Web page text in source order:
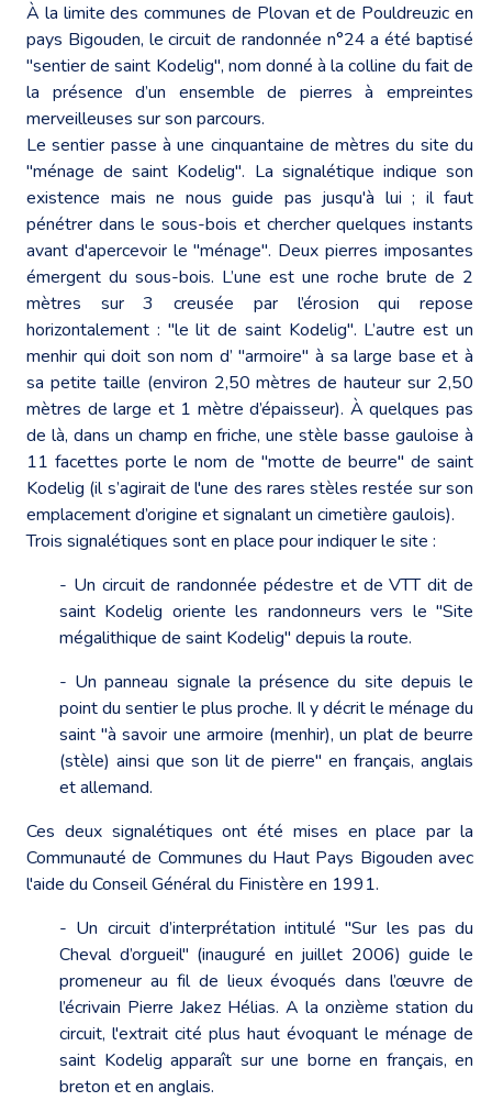
À la limite des communes de Plovan et de Pouldreuzic en
pays Bigouden, le circuit de randonnée n°24 a été baptisé
"sentier de saint Kodelig", nom donné à la colline du fait de
la présence d’un ensemble de pierres à empreintes
merveilleuses sur son parcours.
Le sentier passe à une cinquantaine de mètres du site du
"ménage de saint Kodelig". La signalétique indique son
existence mais ne nous guide pas jusqu'à lui ; il faut
pénétrer dans le sous-bois et chercher quelques instants
avant d'apercevoir le "ménage". Deux pierres imposantes
émergent du sous-bois. L’une est une roche brute de 2
mètres sur 3 creusée par l’érosion qui repose
horizontalement : "le lit de saint Kodelig". L’autre est un
menhir qui doit son nom d’ "armoire" à sa large base et à
sa petite taille (environ 2,50 mètres de hauteur sur 2,50
mètres de large et 1 mètre d’épaisseur). À quelques pas
de là, dans un champ en friche, une stèle basse gauloise à
11 facettes porte le nom de "motte de beurre" de saint
Kodelig (il s’agirait de l'une des rares stèles restée sur son
emplacement d’origine et signalant un cimetière gaulois).
Trois signalétiques sont en place pour indiquer le site :
- Un circuit de randonnée pédestre et de VTT dit de
saint Kodelig oriente les randonneurs vers le "Site
mégalithique de saint Kodelig" depuis la route.
- Un panneau signale la présence du site depuis le
point du sentier le plus proche. Il y décrit le ménage du
saint "à savoir une armoire (menhir), un plat de beurre
(stèle) ainsi que son lit de pierre" en français, anglais
et allemand.
Ces deux signalétiques ont été mises en place par la
Communauté de Communes du Haut Pays Bigouden avec
l'aide du Conseil Général du Finistère en 1991.
- Un circuit d’interprétation intitulé "Sur les pas du
Cheval d’orgueil" (inauguré en juillet 2006) guide le
promeneur au fil de lieux évoqués dans l’œuvre de
l’écrivain Pierre Jakez Hélias. A la onzième station du
circuit, l'extrait cité plus haut évoquant le ménage de
saint Kodelig apparaît sur une borne en français, en
breton et en anglais.